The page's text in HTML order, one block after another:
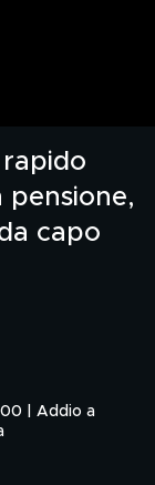
rapido
pensione,
capo
| Addio a